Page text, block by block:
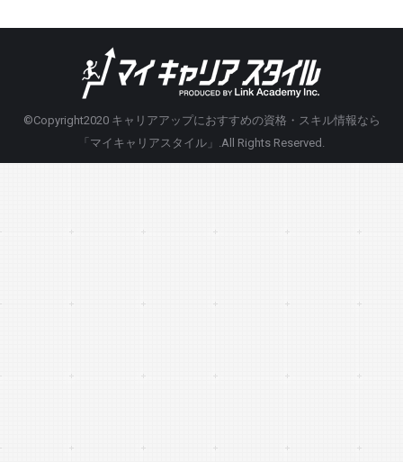
©Copyright2020 キャリアアップにおすすめの資格・スキル情報なら
「マイキャリアスタイル」 .All Rights Reserved.